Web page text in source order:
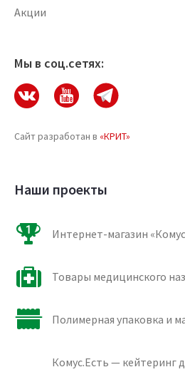
Акции
Мы в соц.сетях:
Сайт разработан в «КРИТ»
Наши проекты
Интернет-магазин
Товары медицинского
Полимерная упаковка и
Комус.Есть — кейтеринг